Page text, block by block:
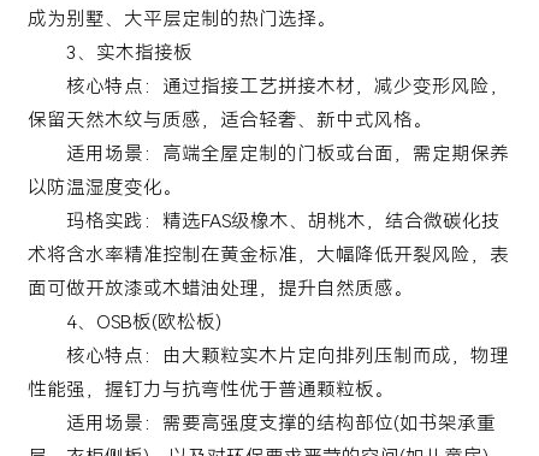
成为别墅、大平层定制的热门选择。
3、实木指接板
核心特点：通过指接工艺拼接木材，减少变形风险，
保留天然木纹与质感，适合轻奢、新中式风格。
适用场景：高端全屋定制的门板或台面，需定期保养
以防温湿度变化。
玛格实践：精选FAS级橡木、胡桃木，结合微碳化技
术将含水率精准控制在黄金标准，大幅降低开裂风险，表
面可做开放漆或木蜡油处理，提升自然质感。
4、OSB板(欧松板)
核心特点：由大颗粒实木片定向排列压制而成，物理
性能强，握钉力与抗弯性优于普通颗粒板。
适用场景：需要高强度支撑的结构部位(如书架承重